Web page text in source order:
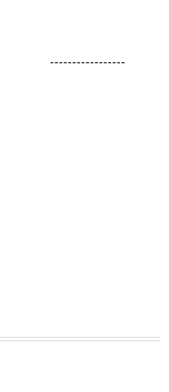
-----------------